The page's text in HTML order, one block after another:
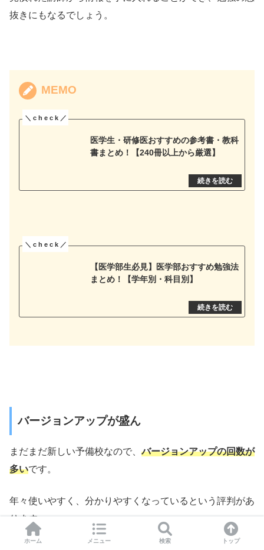
抜きにもなるでしょう。
MEMO
医学生・研修医おすすめの参考書・教科
書まとめ！【240冊以上から厳選】
【医学部生必見】医学部おすすめ勉強法
まとめ！【学年別・科目別】
バージョンアップが盛ん
まだまだ新しい予備校なので、バージョンアップの回数が
多いです。
年々使いやすく、分かりやすくなっているという評判があ
ります。
ホーム メニュー 検索 トップ